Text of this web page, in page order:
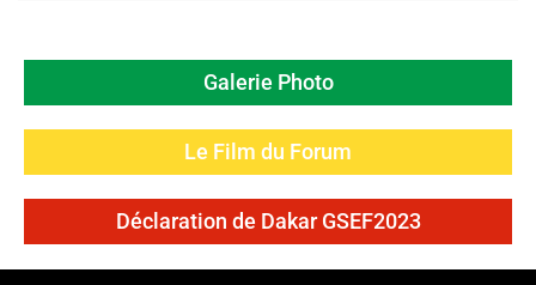
Galerie Photo
Le Film du Forum
Déclaration de Dakar GSEF2023